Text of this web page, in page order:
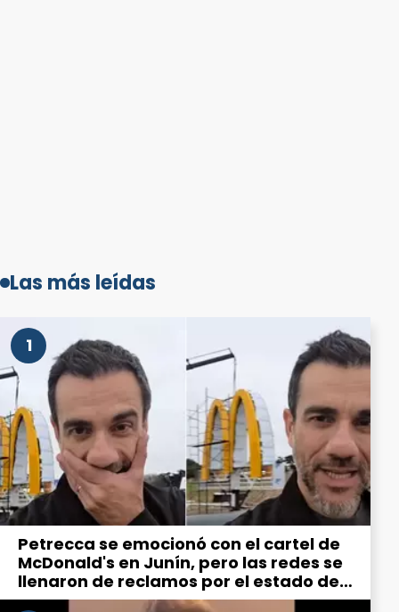
Las más leídas
1
Petrecca se emocionó con el cartel de
McDonald's en Junín, pero las redes se
llenaron de reclamos por el estado de
la ciudad